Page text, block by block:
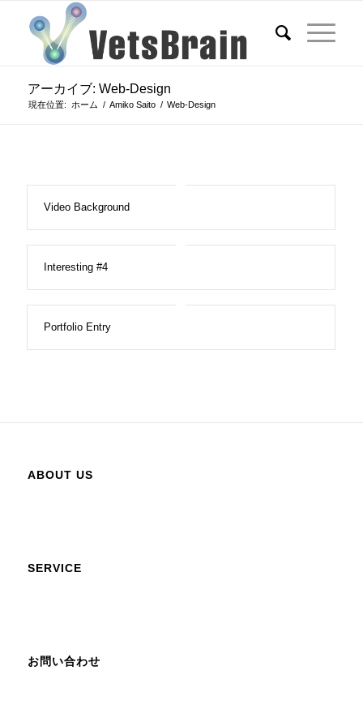
アーカイブ: Web-Design
現在位置: ホーム / Amiko Saito / Web-Design
Video Background
Interesting #4
Portfolio Entry
ABOUT US
SERVICE
お問い合わせ